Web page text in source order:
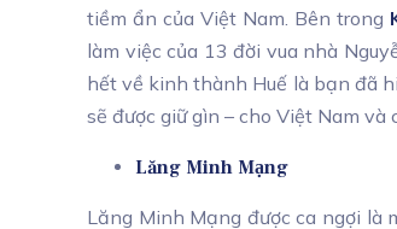
tiềm ẩn của Việt Nam. Bên trong
làm việc của 13 đời vua nhà
hết về kinh thành Huế là bạn đã
sẽ được giữ gìn – cho Việt Nam
Lăng Minh Mạng
Lăng Minh Mạng được ca ngợi là